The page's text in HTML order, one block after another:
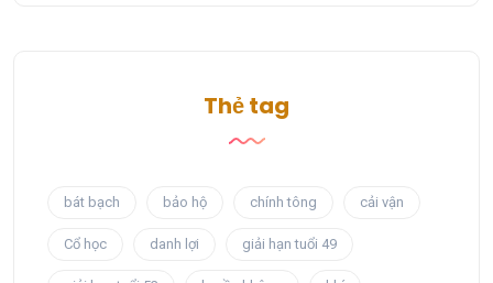
Thẻ tag
bát bạch bảo hộ chính tông cải vận
Cổ học danh lợi giải hạn tuổi 49